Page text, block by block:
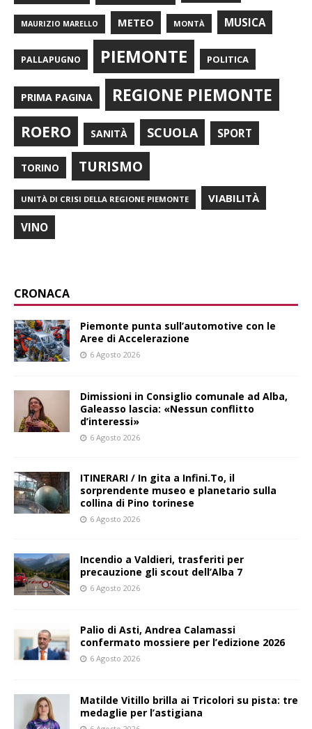
MAURIZIO MARELLO METEO MONTÀ MUSICA
PALLAPUGNO PIEMONTE POLITICA
PRIMA PAGINA REGIONE PIEMONTE
ROERO SANITÀ SCUOLA SPORT
TORINO TURISMO
UNITÀ DI CRISI DELLA REGIONE PIEMONTE VIABILITÀ
VINO
CRONACA
Piemonte punta sull’automotive con le
Aree di Accelerazione
6 Agosto 2026
Dimissioni in Consiglio comunale ad Alba,
Galeasso lascia: «Nessun conflitto
d’interessi»
6 Agosto 2026
ITINERARI / In gita a Infini.To, il
sorprendente museo e planetario sulla
collina di Pino torinese
6 Agosto 2026
Incendio a Valdieri, trasferiti per
precauzione gli scout dell’Alba 7
6 Agosto 2026
Palio di Asti, Andrea Calamassi
confermato mossiere per l’edizione 2026
6 Agosto 2026
Matilde Vitillo brilla ai Tricolori su pista: tre
medaglie per l’astigiana